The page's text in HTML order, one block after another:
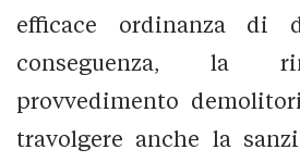
efficace ordinanza di
conseguenza, la
provvedimento
travolgere anche la